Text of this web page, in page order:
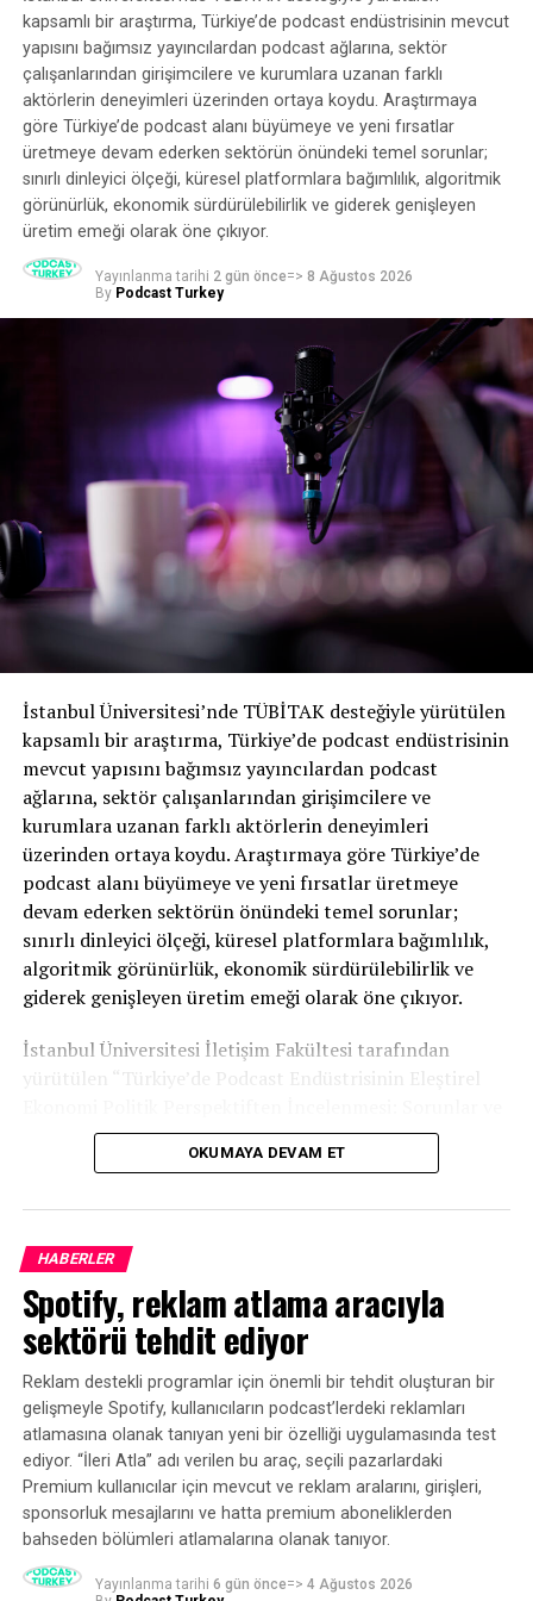
kapsamlı bir araştırma, Türkiye’de podcast endüstrisinin mevcut
yapısını bağımsız yayıncılardan podcast ağlarına, sektör
çalışanlarından girişimcilere ve kurumlara uzanan farklı
aktörlerin deneyimleri üzerinden ortaya koydu. Araştırmaya
göre Türkiye’de podcast alanı büyümeye ve yeni fırsatlar
üretmeye devam ederken sektörün önündeki temel sorunlar;
sınırlı dinleyici ölçeği, küresel platformlara bağımlılık, algoritmik
görünürlük, ekonomik sürdürülebilirlik ve giderek genişleyen
üretim emeği olarak öne çıkıyor.
Yayınlanma tarihi 2 gün önce=> 8 Ağustos 2026
By Podcast Turkey
İstanbul Üniversitesi’nde TÜBİTAK desteğiyle yürütülen
kapsamlı bir araştırma, Türkiye’de podcast endüstrisinin
mevcut yapısını bağımsız yayıncılardan podcast
ağlarına, sektör çalışanlarından girişimcilere ve
kurumlara uzanan farklı aktörlerin deneyimleri
üzerinden ortaya koydu. Araştırmaya göre Türkiye’de
podcast alanı büyümeye ve yeni fırsatlar üretmeye
devam ederken sektörün önündeki temel sorunlar;
sınırlı dinleyici ölçeği, küresel platformlara bağımlılık,
algoritmik görünürlük, ekonomik sürdürülebilirlik ve
giderek genişleyen üretim emeği olarak öne çıkıyor.
İstanbul Üniversitesi İletişim Fakültesi tarafından
yürütülen “Türkiye’de Podcast Endüstrisinin Eleştirel
Fırsatlar” başlıklı araştırma, Türkiye podcast
ekosisteminin mevcut durumuna ilişkin kapsamlı bir
OKUMAYA DEVAM ET
HABERLER
Spotify, reklam atlama aracıyla
sektörü tehdit ediyor
Reklam destekli programlar için önemli bir tehdit oluşturan bir
gelişmeyle Spotify, kullanıcıların podcast’lerdeki reklamları
atlamasına olanak tanıyan yeni bir özelliği uygulamasında test
ediyor. “İleri Atla” adı verilen bu araç, seçili pazarlardaki
Premium kullanıcılar için mevcut ve reklam aralarını, girişleri,
sponsorluk mesajlarını ve hatta premium aboneliklerden
bahseden bölümleri atlamalarına olanak tanıyor.
Yayınlanma tarihi 6 gün önce=> 4 Ağustos 2026